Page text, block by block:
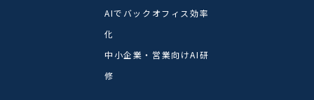
AIでバックオフィス効率
化
中小企業・営業向けAI研
修